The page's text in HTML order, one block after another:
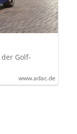
der Golf-
www.adac.de